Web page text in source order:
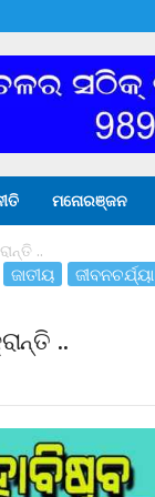
ମନୋରଞ୍ଜନ
..
ଜାତୀୟ
ଜୀବନଚର୍ଯ୍ୟା
..